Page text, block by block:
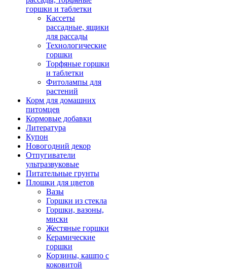
горшки и таблетки
Кассеты
рассадные, ящики
для рассады
Технологические
горшки
Торфяные горшки
и таблетки
Фитолампы для
растений
Корм для домашних
питомцев
Кормовые добавки
Литература
Купон
Новогодний декор
Отпугиватели
ультразвуковые
Питательные грунты
Плошки для цветов
Вазы
Горшки из стекла
Горшки, вазоны,
миски
Жестяные горшки
Керамические
горшки
Корзины, кашпо с
коковитой